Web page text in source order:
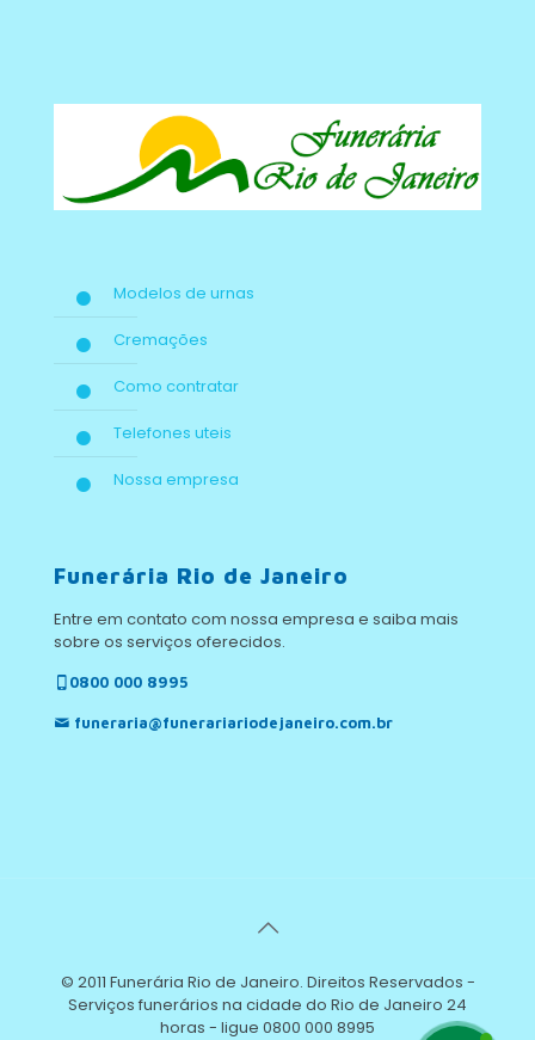
Modelos de urnas
Cremações
Como contratar
Telefones uteis
Nossa empresa
Funerária Rio de Janeiro
Entre em contato com nossa empresa e saiba mais
sobre os serviços oferecidos.
0800 000 8995
funeraria@funerariariodejaneiro.com.br
© 2011 Funerária Rio de Janeiro. Direitos Reservados -
Serviços funerários na cidade do Rio de Janeiro 24
horas - ligue 0800 000 8995